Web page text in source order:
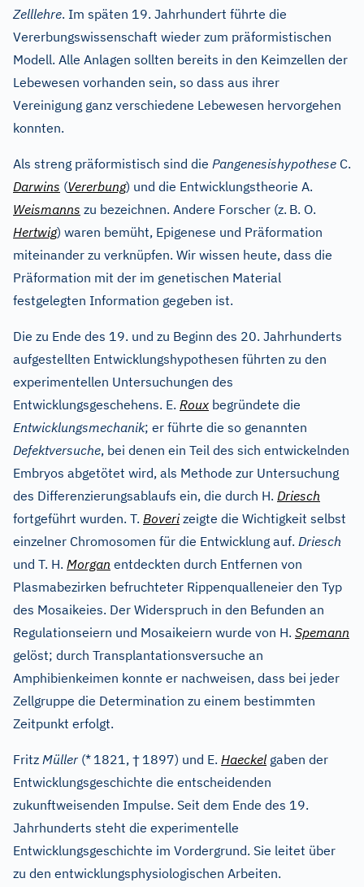
Zelllehre. Im späten 19. Jahrhundert führte die
Vererbungswissenschaft wieder zum präformistischen
Modell. Alle Anlagen sollten bereits in den Keimzellen der
Lebewesen vorhanden sein, so dass aus ihrer
Vereinigung ganz verschiedene Lebewesen hervorgehen
konnten.
Als streng präformistisch sind die Pangenesishypothese C.
Darwins (Vererbung) und die Entwicklungstheorie A.
Weismanns zu bezeichnen. Andere Forscher (z. B. O.
Hertwig) waren bemüht, Epigenese und Präformation
miteinander zu verknüpfen. Wir wissen heute, dass die
Präformation mit der im genetischen Material
festgelegten Information gegeben ist.
Die zu Ende des 19. und zu Beginn des 20. Jahrhunderts
aufgestellten Entwicklungshypothesen führten zu den
experimentellen Untersuchungen des
Entwicklungsgeschehens. E. Roux begründete die
Entwicklungsmechanik; er führte die so genannten
Defektversuche, bei denen ein Teil des sich entwickelnden
Embryos abgetötet wird, als Methode zur Untersuchung
des Differenzierungsablaufs ein, die durch H. Driesch
fortgeführt wurden. T. Boverizeigte die Wichtigkeit selbst
einzelner Chromosomen für die Entwicklung auf. Driesch
und T. H. Morgan entdeckten durch Entfernen von
Plasmabezirken befruchteter Rippenqualleneier den Typ
des Mosaikeies. Der Widerspruch in den Befunden an
Regulationseiern und Mosaikeiern wurde von H. Spemann
gelöst; durch Transplantationsversuche an
Amphibienkeimen konnte er nachweisen, dass bei jeder
Zellgruppe die Determination zu einem bestimmten
Zeitpunkt erfolgt.
Fritz Müller (* 1821, † 1897) und E. Haeckel gaben der
Entwicklungsgeschichte die entscheidenden
zukunftweisenden Impulse. Seit dem Ende des 19.
Jahrhunderts steht die experimentelle
Entwicklungsgeschichte im Vordergrund. Sie leitet über
zu den entwicklungsphysiologischen Arbeiten.